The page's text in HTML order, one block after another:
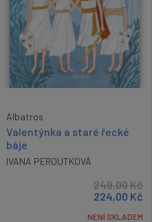
Albatros
Valentýnka a staré řecké
báje
IVANA PEROUTKOVÁ
249,00Kč
224,00 Kč
NENÍ SKLADEM